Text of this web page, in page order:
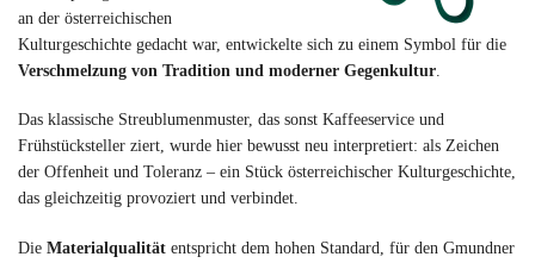
an der österreichischen
Kulturgeschichte gedacht war, entwickelte sich zu einem Symbol für die
Verschmelzung von Tradition und moderner Gegenkultur
Das klassische Streublumenmuster, das sonst Kaffeeservice und
Frühstücksteller ziert, wurde hier bewusst neu interpretiert: als Zeichen
der Offenheit und Toleranz – ein Stück österreichischer Kulturgeschichte,
das gleichzeitig provoziert und verbindet.
Die Materialqualität entspricht dem hohen Standard, für den Gmundner